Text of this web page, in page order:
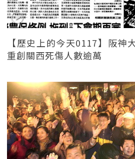
【歷史上的今天0117】阪
重創關西死傷人數逾萬